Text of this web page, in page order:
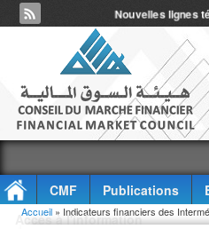
Nouvelles lignes
CMF Publications
Accès à l'information
Vous êtes ici
Accueil » Indicateurs financiers des